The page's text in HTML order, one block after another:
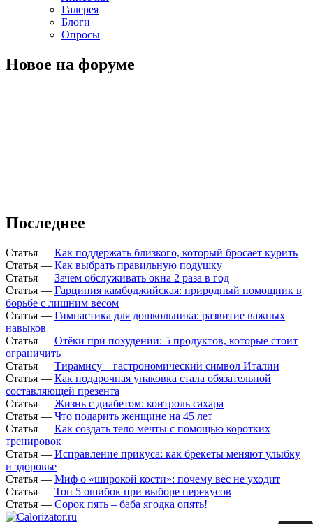
Галерея
Блоги
Опросы
Новое на форуме
Последнее
Статья — Как поддержать близкого, который бросает курить
Статья — Как выбрать правильную подушку
Статья — Зачем обслуживать окна 2 раза в год
Статья — Гарциния камбоджийская: природный помощник в
борьбе с лишним весом
Статья — Гимнастика для дошкольника: развитие важных
навыков
Статья — Отёки при похудении: 5 продуктов, которые стоит
ограничить
Статья — Тирамису – гастрономический символ Италии
Статья — Как подарочная упаковка стала обязательной
составляющей презента
Статья — Жизнь с диабетом: контроль сахара
Статья — Что подарить женщине на 45 лет
Статья — Как создать тело мечты с помощью коротких
тренировок
Статья — Исправление прикуса: как брекеты меняют улыбку
и здоровье
Статья — Миф о «широкой кости»: почему вес не уходит
Статья — Топ 5 ошибок при выборе перекусов
Статья — Сорок пять – баба ягодка опять!